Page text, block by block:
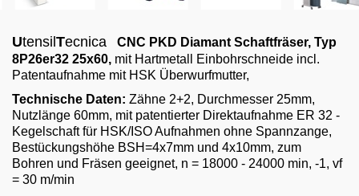
English
Utensil Tecnica CNC PKD Diamant Schaftfräser, Typ
8P26er32 25x60, mit Hartmetall Einbohrschneide incl.
Patentaufnahme mit HSK Überwurfmutter,
Technische Daten: Zähne 2+2, Durchmesser 25mm,
Nutzlänge 60mm, mit patentierter Direktaufnahme ER 32 -
Kegelschaft für HSK/ISO Aufnahmen ohne Spannzange,
Bestückungshöhe BSH=4x7mm und 4x10mm, zum
Bohren und Fräsen geeignet, n = 18000 - 24000 min, -1, vf
= 30 m/min